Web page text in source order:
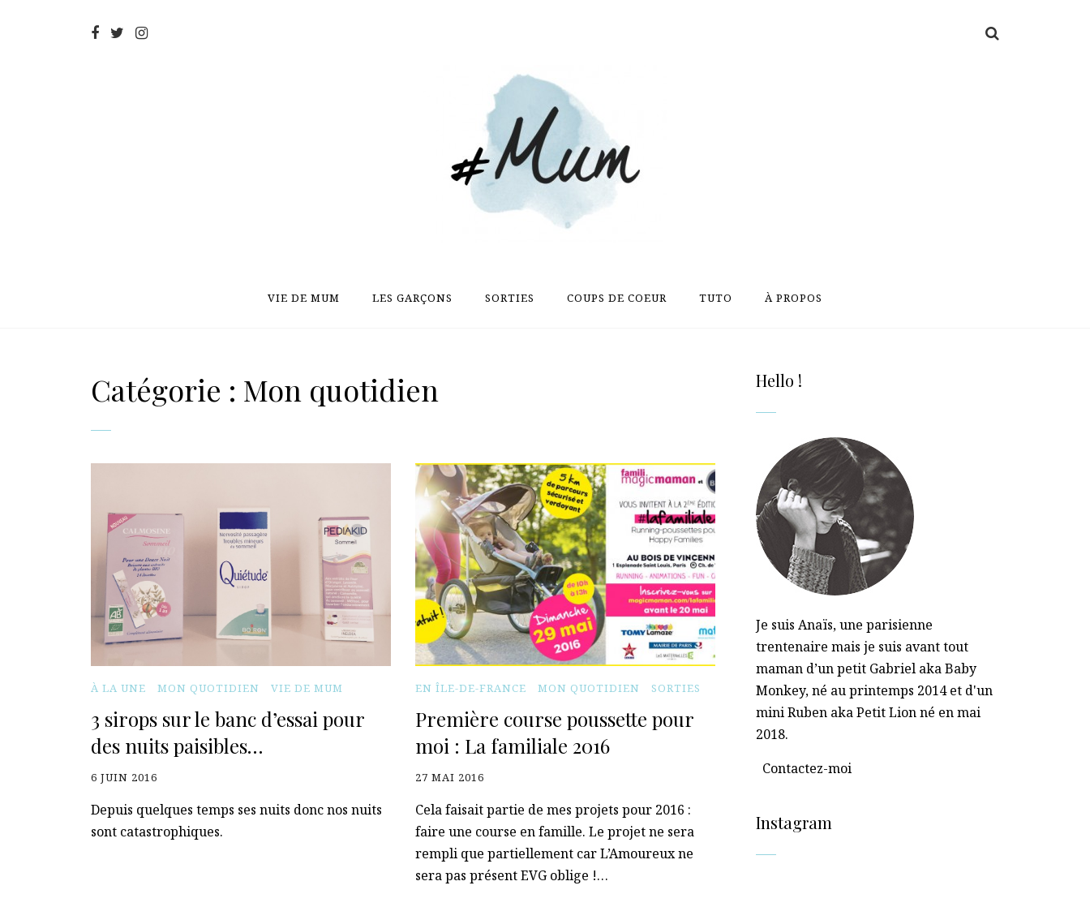
VIE DE MUM LES GARÇONS SORTIES COUPS DE COEUR TUTO À PROPOS
Catégorie : Mon quotidien
À LA UNE MON QUOTIDIEN VIE DE MUM
3 sirops sur le banc d’essai pour
des nuits paisibles…
6 JUIN 2016
Depuis quelques temps ses nuits donc nos nuits
sont catastrophiques.
EN ÎLE-DE-FRANCE MON QUOTIDIEN SORTIES
Première course poussette pour
moi : La familiale 2016
27 MAI 2016
Cela faisait partie de mes projets pour 2016 :
faire une course en famille. Le projet ne sera
rempli que partiellement car L’Amoureux ne
sera pas présent EVG oblige !…
Hello !
Je suis Anaïs, une parisienne
trentenaire mais je suis avant tout
maman d’un petit Gabriel aka Baby
Monkey, né au printemps 2014 et d'un
mini Ruben aka Petit Lion né en mai
2018.
Contactez-moi
Instagram